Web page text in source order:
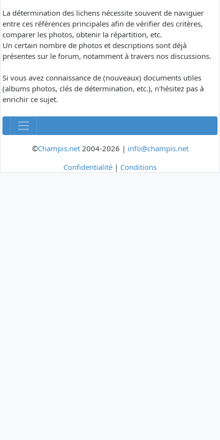
La détermination des lichens nécessite souvent de naviguer
entre ces références principales afin de vérifier des critères,
comparer les photos, obtenir la répartition, etc.
Un certain nombre de photos et descriptions sont déjà
présentes sur le forum, notamment à travers nos discussions.
Si vous avez connaissance de (nouveaux) documents utiles
(albums photos, clés de détermination, etc.), n'hésitez pas à
enrichir ce sujet.
©Champis.net2004-2026 | info@champis.net
Confidentialité | Conditions